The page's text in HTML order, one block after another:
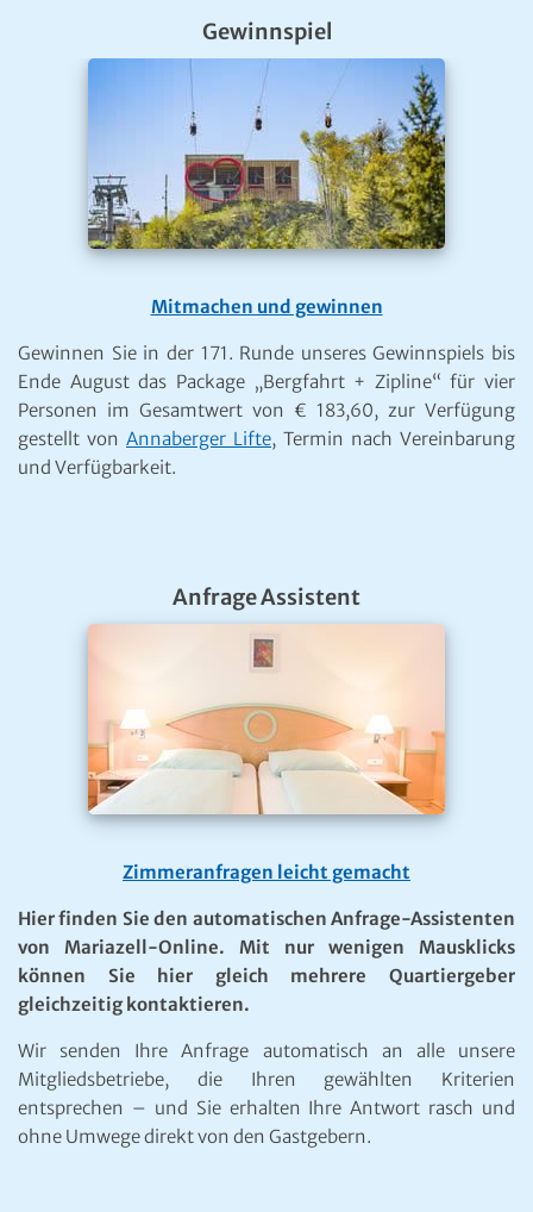
Gewinnspiel
Mitmachen und gewinnen
Gewinnen Sie in der 171. Runde unseres Gewinnspiels bis
Ende August das Package „Bergfahrt + Zipline“ für vier
Personen im Gesamtwert von € 183,60, zur Verfügung
gestellt von Annaberger Lifte, Termin nach Vereinbarung
und Verfügbarkeit.
Anfrage Assistent
Zimmeranfragen leicht gemacht
Hier finden Sie den automatischen Anfrage-Assistenten
von Mariazell-Online. Mit nur wenigen Mausklicks
können Sie hier gleich mehrere Quartiergeber
gleichzeitig kontaktieren.
Wir senden Ihre Anfrage automatisch an alle unsere
Mitgliedsbetriebe, die Ihren gewählten Kriterien
entsprechen – und Sie erhalten Ihre Antwort rasch und
ohne Umwege direkt von den Gastgebern.